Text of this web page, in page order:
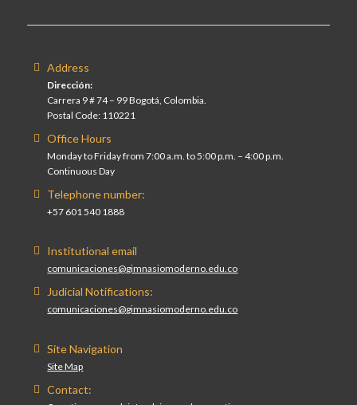
Address
Dirección:
Carrera 9 # 74 – 99 Bogotá, Colombia.
Postal Code: 110221
Office Hours
Monday to Friday from 7:00 a.m. to 5:00 p.m. – 4:00 p.m.
Continuous Day
Telephone number:
+57 601 540 1888
Institutional email
comunicaciones@gimnasiomoderno.edu.co
Judicial Notifications:
comunicaciones@gimnasiomoderno.edu.co
Site Navigation
Site Map
Contact: